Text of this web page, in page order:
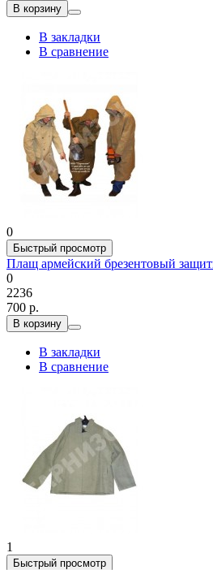
В корзину
В закладки
В сравнение
0
Быстрый просмотр
Плащ армейский брезентовый
0
2236
700 р.
В корзину
В закладки
В сравнение
1
Быстрый просмотр